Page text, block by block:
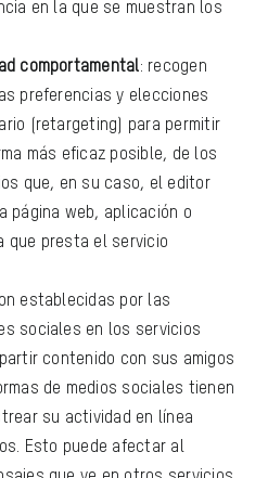
en la que se muestran los
comportamental: recogen
preferencias y elecciones
(retargeting) para permitir
más eficaz posible, de los
que, en su caso, el editor
página web, aplicación o
que presta el servicio
establecidas por las
sociales en los servicios
contenido con sus amigos
de medios sociales tienen
su actividad en línea
Esto puede afectar al